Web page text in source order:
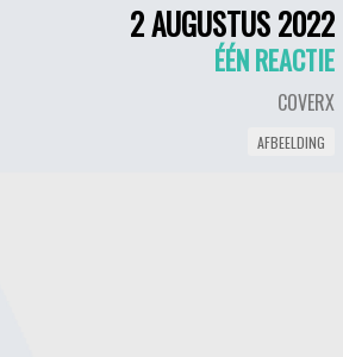
2 AUGUSTUS 2022
ÉÉN REACTIE
COVERX
AFBEELDING